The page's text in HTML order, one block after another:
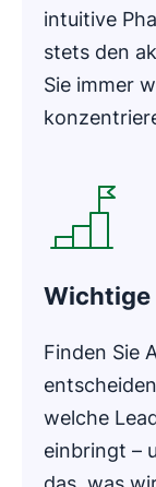
intuitive
stets den
Sie immer
Wichtige
Finden Sie
welche
einbringt –